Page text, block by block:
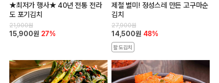
★최저가 행사★ 40년 전통 전라
도 포기김치
21,900원
15,900원 27%
제철 별미! 정성스레 만든 고구마순
김치
27,900원
14,500원 48%
팔도김치